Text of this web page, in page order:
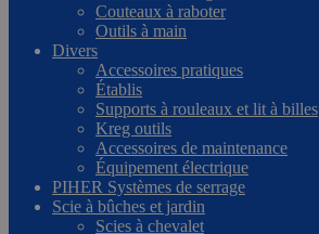
Couteaux à raboter
Outils à main
Divers
Accessoires pratiques
Établis
Supports à rouleaux et lit à billes
Kreg outils
Accessoires de maintenance
Équipement électrique
PIHER Systèmes de serrage
Scie à bûches et jardin
Scies à chevalet